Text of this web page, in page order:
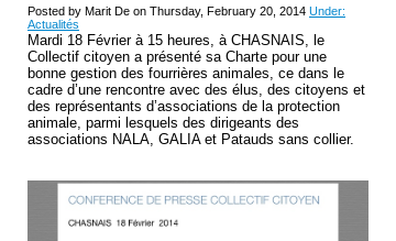
Posted by Marit De on Thursday, February 20, 2014 Under:
Actualités
Mardi 18 Février à 15 heures, à CHASNAIS, le
Collectif citoyen a présenté sa Charte pour une
bonne gestion des fourrières animales, ce dans le
cadre d’une rencontre avec des élus, des citoyens et
des représentants d’associations de la protection
animale, parmi lesquels des dirigeants des
associations NALA, GALIA et Patauds sans collier.